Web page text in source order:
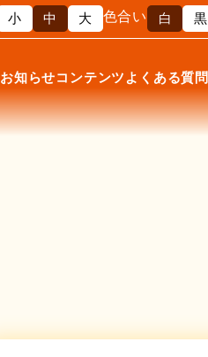
小 中 大 色合い 白 黒
お知らせコンテンツ よくある質問